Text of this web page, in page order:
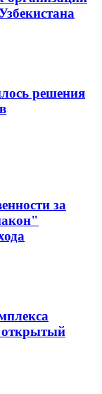
решения
за